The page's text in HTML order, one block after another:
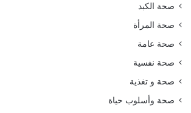
صحة الكبد
صحة المرأة
صحة عامة
صحة نفسية
صحة و تغذية
صحة وأسلوب حياة